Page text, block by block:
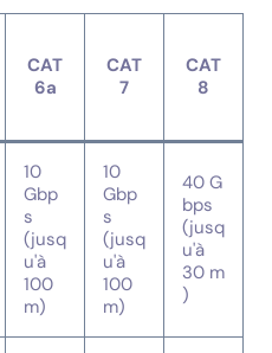
CAT
6a
CAT
7
CAT
8
10
Gbp
s
(jusq
u'à
100
m)
10
Gbp
s
(jusq
u'à
100
m)
40 G
bps
(jusq
u'à
30 m
)